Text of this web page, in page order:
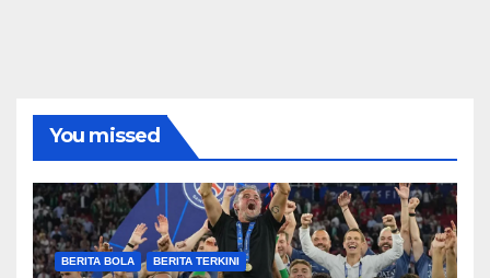
You missed
BERITA BOLA BERITA TERKINI